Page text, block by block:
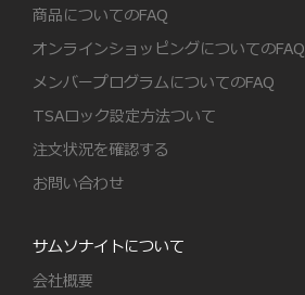
商品についてのFAQ
オンラインショッピングについてのFAQ
メンバープログラムについてのFAQ
TSAロック設定方法ついて
注文状況を確認する
お問い合わせ
サムソナイトについて
会社概要